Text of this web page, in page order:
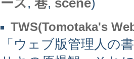
TWS(Tomotaka's
「ウェブ版管理人